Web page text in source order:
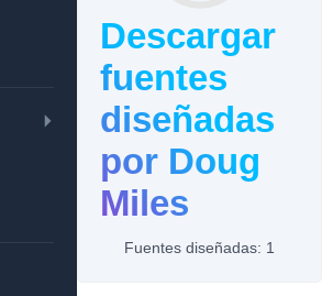
Descargar
fuentes
diseñadas
por Doug
Miles
Fuentes diseñadas: 1